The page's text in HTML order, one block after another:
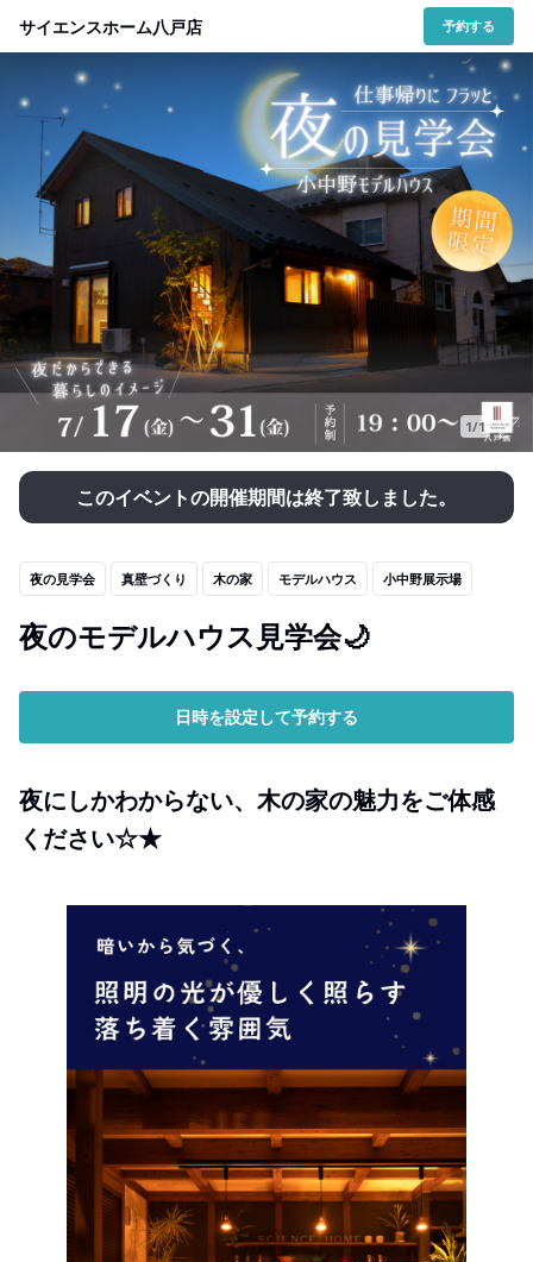
サイエンスホーム八戸店 予約する
1/1
このイベントの開催期間は終了致しました。
夜の見学会 真壁づくり 木の家 モデルハウス 小中野展示場
夜のモデルハウス見学会🌙
日時を設定して予約する
夜にしかわからない、木の家の魅力をご体感
ください☆★